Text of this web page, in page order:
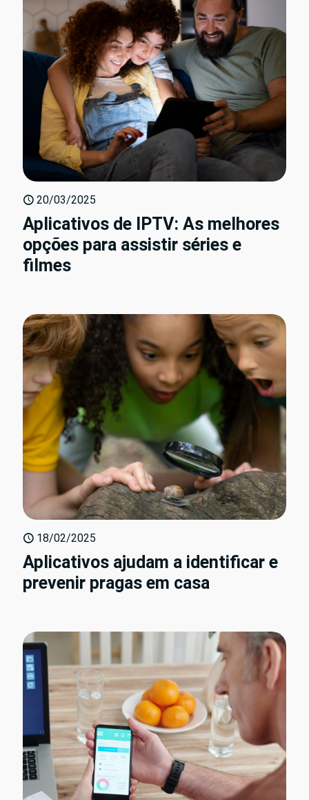
20/03/2025
Aplicativos de IPTV: As melhores
opções para assistir séries e
filmes
18/02/2025
Aplicativos ajudam a identificar e
prevenir pragas em casa